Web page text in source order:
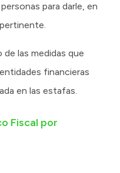
para darle, en
las medidas que
financieras
en las estafas.
Fiscal por